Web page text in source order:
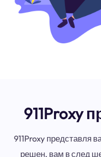
911Proxy
911Proxy представля
решен, вам в след